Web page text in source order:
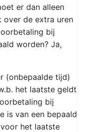
er dan alleen
de extra uren
bij
worden? Ja,
(onbepaalde tijd)
het laatste geldt
bij
is van een bepaald
het laatste